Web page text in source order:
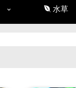
水草